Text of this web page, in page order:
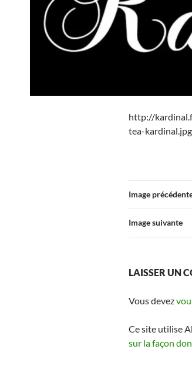
http://
tea-kardinal.jpg
Image
Image suivante
LAISSER UN
Vous devez
Ce site utilise
sur la façon